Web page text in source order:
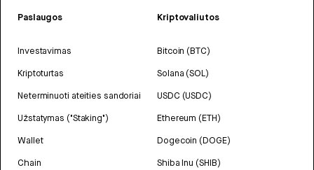
Paslaugos
Investavimas
Kriptoturtas
Neterminuoti ateities sandoriai
Užstatymas ("Staking")
Wallet
Chain
Kriptovaliutos
Bitcoin (BTC)
Solana (SOL)
USDC (USDC)
Ethereum (ETH)
Dogecoin (DOGE)
Shiba Inu (SHIB)